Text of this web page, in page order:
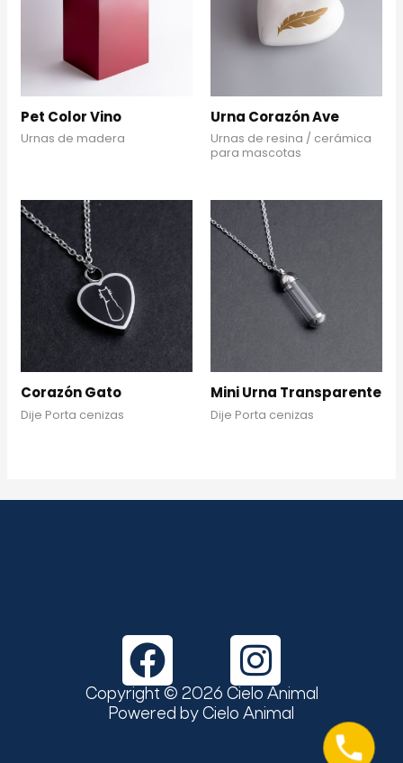
Pet Color Vino
Urnas de madera
Urna Corazón Ave
Urnas de resina / cerámica
para mascotas
Corazón Gato
Dije Porta cenizas
Mini Urna Transparente
Dije Porta cenizas
F
a
c
I
n
s
Copyright © 2026 Cielo Animal
Powered by Cielo Animal